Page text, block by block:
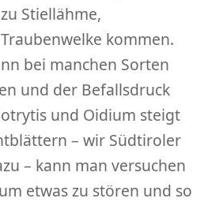
Stiellähme,
kommen.
bei manchen Sorten
und der Befallsdruck
und Oidium steigt
– wir Südtiroler
– kann man versuchen
etwas zu stören und so